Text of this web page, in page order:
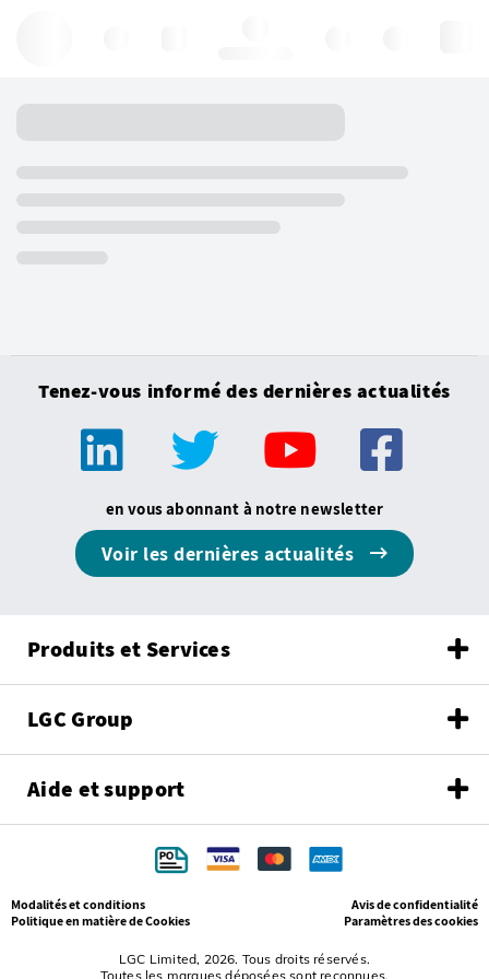
Tenez-vous informé des dernières actualités
en vous abonnant à notre newsletter
Voir les dernières actualités
Produits et Services
LGC Group
Aide et support
LGC Limited, 2026. Tous droits réservés.
Toutes les marques déposées sont reconnues.
Modalités et conditions
Avis de confidentialité
Politique en matière de Cookies
Paramètres des cookies